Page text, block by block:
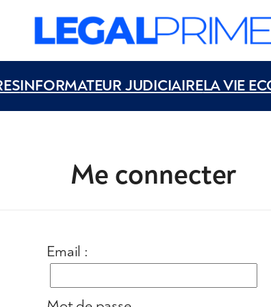
INFORMATEUR JUDICIAIRELA VIE
Me connecter
Email :